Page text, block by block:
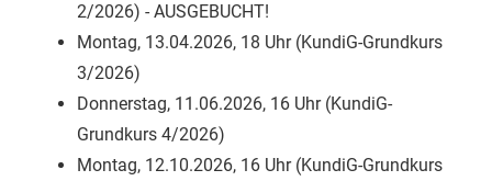
2/2026) - AUSGEBUCHT!
Montag, 13.04.2026, 18 Uhr (KundiG-Grundkurs
3/2026)
Donnerstag, 11.06.2026, 16 Uhr (KundiG-
Grundkurs 4/2026)
Montag, 12.10.2026, 16 Uhr (KundiG-Grundkurs